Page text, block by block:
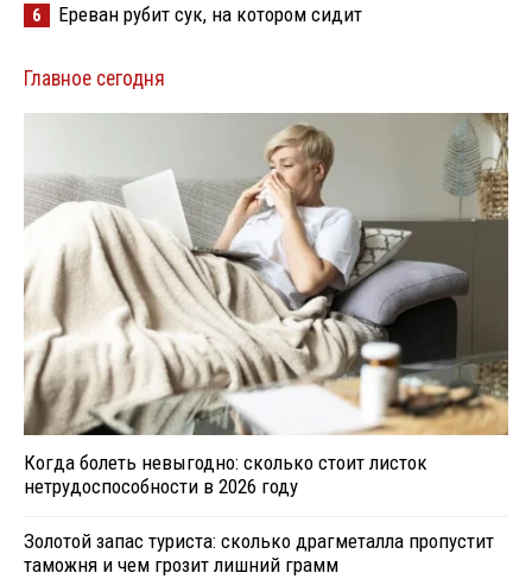
6 Ереван рубит сук, на котором сидит
Главное сегодня
Когда болеть невыгодно: сколько стоит листок
нетрудоспособности в 2026 году
Золотой запас туриста: сколько драгметалла пропустит
таможня и чем грозит лишний грамм